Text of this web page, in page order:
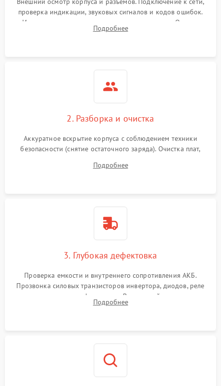
проверка индикации, звуковых сигналов и кодов ошибок.
Измерение входного и выходного напряжения. Оценка
реакции ИБП на отключение основного питания без
Подробнее
2. Разборка и очистка
Аккуратное вскрытие корпуса с соблюдением техники
безопасности (снятие остаточного заряда). Очистка плат,
и кистей для предотвращения перегрева и замыканий.
Подробнее
3. Глубокая дефектовка
Проверка емкости и внутреннего сопротивления АКБ.
Прозвонка силовых транзисторов инвертора, диодов, реле
переключения и трансформатора. Визуальный поиск вздутых
конденсаторов и прогаров на печатной плате.
Подробнее